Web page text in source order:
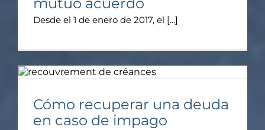
Desde el 1 de enero de 2017, el [...]
Cómo recuperar una deuda
en caso de impago